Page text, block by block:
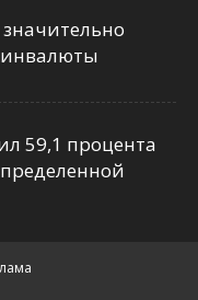
59,1 процента